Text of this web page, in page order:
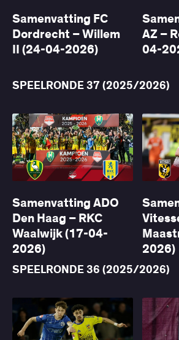
Samenvatting FC
Dordrecht – Willem
II (24-04-2026)
AZ –
04-
SPEELRONDE 37 (2025/2026)
Samenvatting ADO
Den Haag – RKC
Waalwijk (17-04-
2026)
2026)
SPEELRONDE 36 (2025/2026)